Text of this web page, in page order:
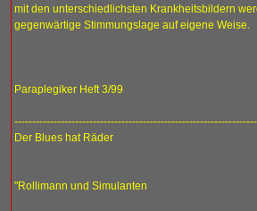
mit den unterschiedlichsten Krankheitsbildern
gegenwärtige Stimmungslage auf eigene Weise.
Paraplegiker Heft 3/99
Der Blues hat Räder
"Rollimann und Simulanten